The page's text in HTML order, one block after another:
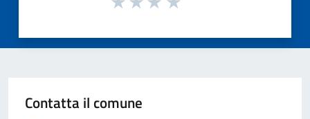
Contatta il comune